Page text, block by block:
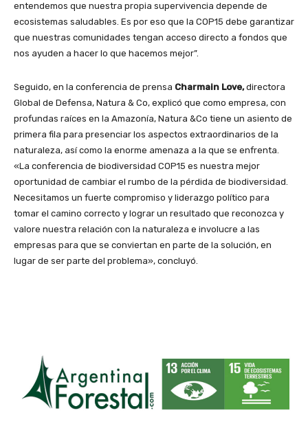
entendemos que nuestra propia supervivencia depende de
ecosistemas saludables. Es por eso que la COP15 debe garantizar
que nuestras comunidades tengan acceso directo a fondos que
nos ayuden a hacer lo que hacemos mejor”.
Seguido, en la conferencia de prensa Charmain Love,directora
Global de Defensa, Natura & Co, explicó que como empresa, con
profundas raíces en la Amazonía, Natura &Co tiene un asiento de
primera fila para presenciar los aspectos extraordinarios de la
naturaleza, así como la enorme amenaza a la que se enfrenta.
«La conferencia de biodiversidad COP15 es nuestra mejor
oportunidad de cambiar el rumbo de la pérdida de biodiversidad.
Necesitamos un fuerte compromiso y liderazgo político para
tomar el camino correcto y lograr un resultado que reconozca y
valore nuestra relación con la naturaleza e involucre a las
empresas para que se conviertan en parte de la solución, en
lugar de ser parte del problema», concluyó.